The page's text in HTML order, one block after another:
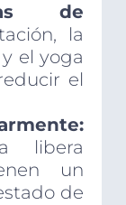
de
la
el yoga
el
libera
un
de